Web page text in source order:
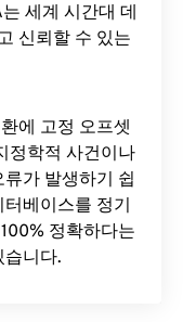
세계 시간대 데
신뢰할 수 있는
에 ​​고정 오프셋
정학적 사건이나
가 발생하기 쉽
베이스를 정기
정확하다는
습니다.